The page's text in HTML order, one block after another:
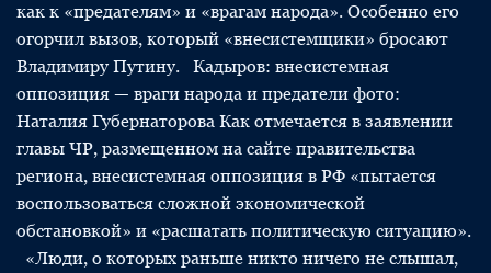
как к «предателям» и «врагам народа». Особенно его
огорчил вызов, который «внесистемщики» бросают
Владимиру Путину. Кадыров: внесистемная
оппозиция — враги народа и предатели фото:
Наталия Губернаторова Как отмечается в заявлении
главы ЧР, размещенном на сайте правительства
региона, внесистемная оппозиция в РФ «пытается
воспользоваться сложной экономической
обстановкой» и «расшатать политическую ситуацию».
«Люди, о которых раньше никто ничего не слышал,